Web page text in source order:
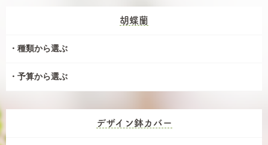
胡蝶蘭
種類から選ぶ
予算から選ぶ
デザイン鉢カバー